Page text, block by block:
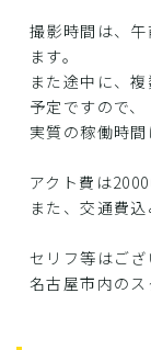
撮影時間は、
ます。
また途中に、
予定ですので、
実質の稼働時間
アクト費は
また、交通費込
セリフ等はござ
名古屋市内のス